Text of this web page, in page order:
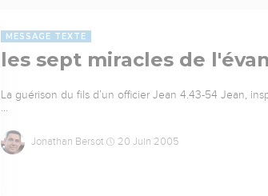
MESSAGE TEXTE
les sept miracles de
La guérison du fils d’un officier Jean 4.43-54 Jean,
Jonathan Bersot 20 Juin 2005